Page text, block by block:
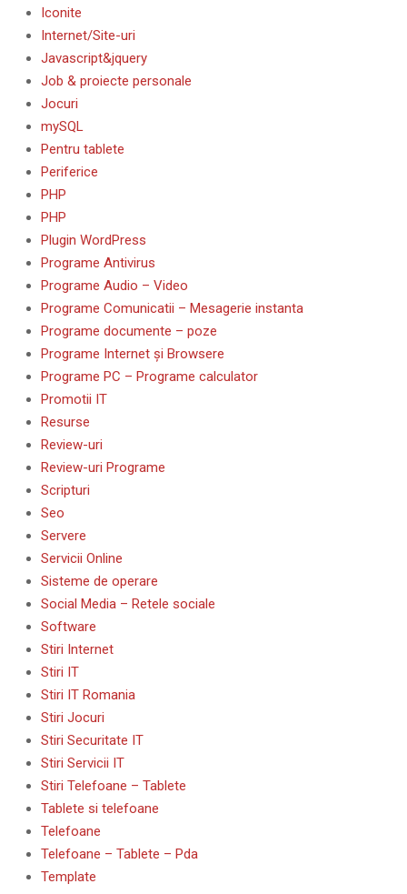
Iconite
Internet/Site-uri
Javascript&jquery
Job & proiecte personale
Jocuri
mySQL
Pentru tablete
Periferice
PHP
PHP
Plugin WordPress
Programe Antivirus
Programe Audio – Video
Programe Comunicatii – Mesagerie instanta
Programe documente – poze
Programe Internet și Browsere
Programe PC – Programe calculator
Promotii IT
Resurse
Review-uri
Review-uri Programe
Scripturi
Seo
Servere
Servicii Online
Sisteme de operare
Social Media – Retele sociale
Software
Stiri Internet
Stiri IT
Stiri IT Romania
Stiri Jocuri
Stiri Securitate IT
Stiri Servicii IT
Stiri Telefoane – Tablete
Tablete si telefoane
Telefoane
Telefoane – Tablete – Pda
Template